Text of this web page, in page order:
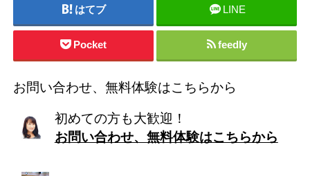
はてブ LINE
Pocket feedly
お問い合わせ、無料体験はこちらから
初めての方も大歓迎！
お問い合わせ、無料体験はこちらから